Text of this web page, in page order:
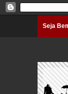
Seja